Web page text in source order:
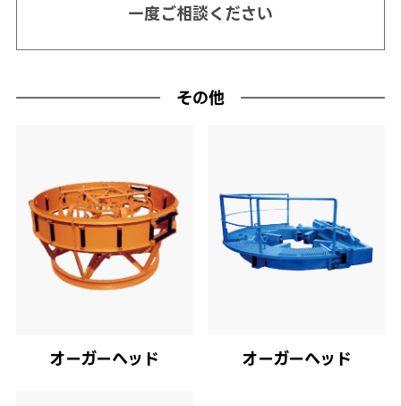
一度ご相談ください
その他
オーガーヘッド オーガーヘッド